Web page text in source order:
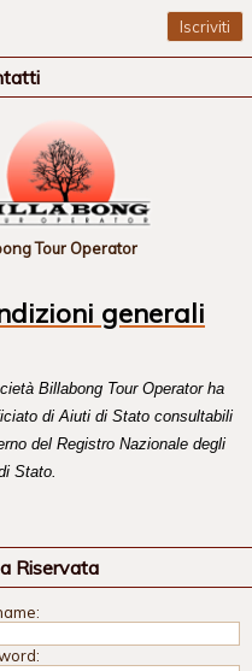
Iscriviti
Tour Operator
generali
Billabong Tour Operator ha
di Aiuti di Stato consultabili
del Registro Nazionale degli
Stato.
Riservata